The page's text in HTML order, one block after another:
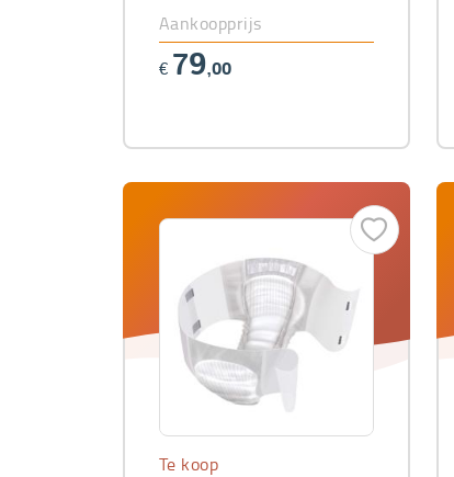
Aankoopprijs
€ 79,00
Te koop